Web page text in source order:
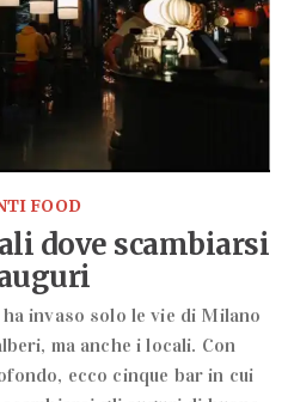
FOOD
dove scambiarsi
invaso solo le vie di Milano
ma anche i locali. Con
ecco cinque bar in cui